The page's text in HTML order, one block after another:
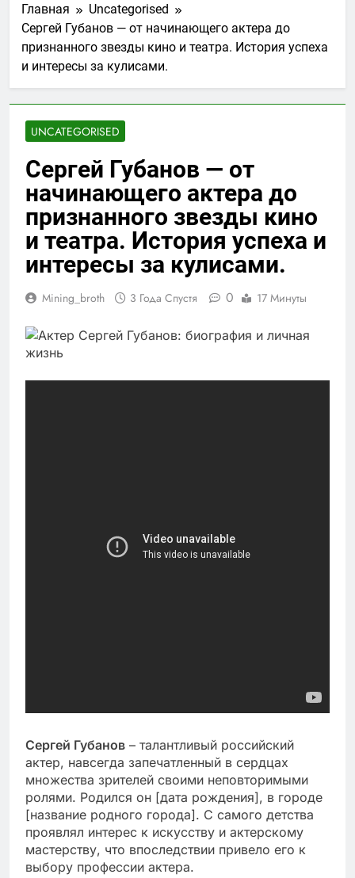
Главная
Uncategorised
Сергей Губанов — от начинающего актера до
признанного звезды кино и театра. История успеха
и интересы за кулисами.
UNCATEGORISED
Сергей Губанов — от
начинающего актера до
признанного звезды кино
и театра. История успеха и
интересы за кулисами.
Mining_broth 3 Года Спустя 0 17 Минуты
Сергей Губанов – талантливый российский
актер, навсегда запечатленный в сердцах
множества зрителей своими неповторимыми
ролями. Родился он [дата рождения], в городе
[название родного города]. С самого детства
проявлял интерес к искусству и актерскому
мастерству, что впоследствии привело его к
выбору профессии актера.